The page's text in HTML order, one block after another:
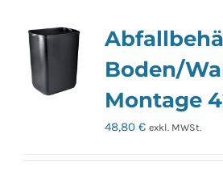
Boden/
Montage
48,80€ exkl. MWSt.